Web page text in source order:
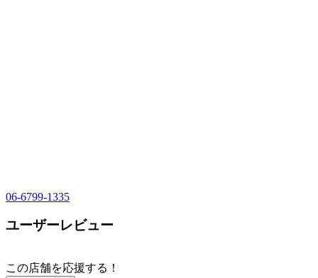
06-6799-1335
ユーザーレビュー
この店舗を応援する！